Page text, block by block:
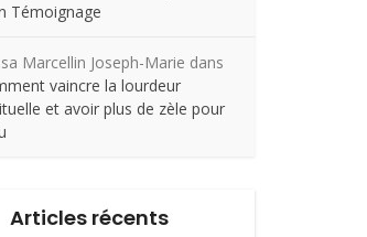
Témoignage
Marcellin Joseph-Marie dans
vaincre la lourdeur
et avoir plus de zèle pour
Articles récents